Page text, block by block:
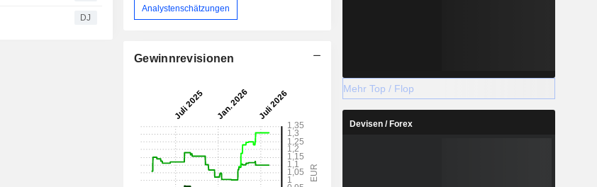
DJ
Analystenschätzungen
Gewinnrevisionen
Mehr Top / Flop
Devisen / Forex